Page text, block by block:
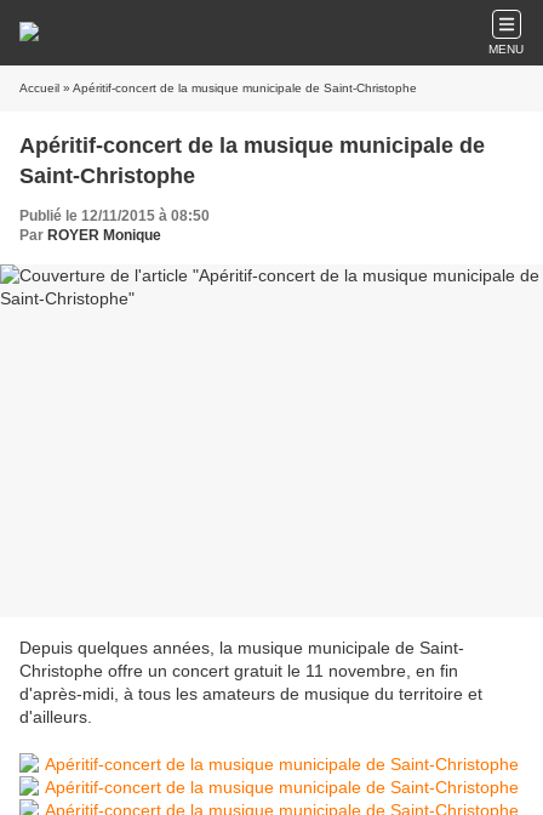
MENU
Accueil » Apéritif-concert de la musique municipale de Saint-Christophe
Apéritif-concert de la musique municipale de
Saint-Christophe
Publié le 12/11/2015 à 08:50
Par ROYER Monique
Depuis quelques années, la musique municipale de Saint-
Christophe offre un concert gratuit le 11 novembre, en fin
d'après-midi, à tous les amateurs de musique du territoire et
d'ailleurs.